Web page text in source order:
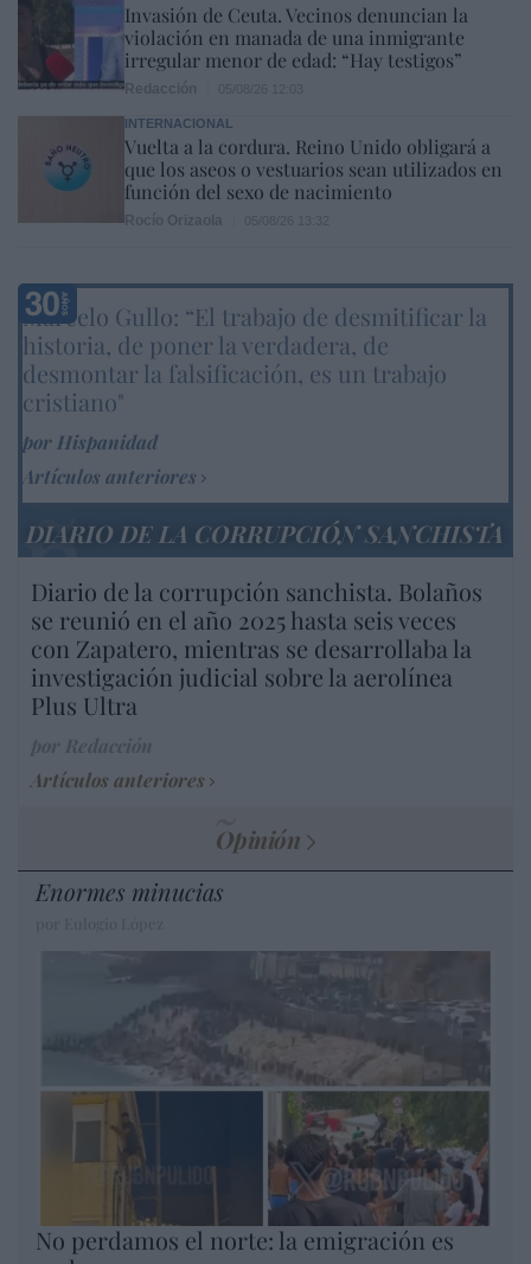
Invasión de Ceuta. Vecinos denuncian la
violación en manada de una inmigrante
irregular menor de edad: “Hay testigos”
INTERNACIONAL
Vuelta a la cordura. Reino Unido obligará a
que los aseos o vestuarios sean utilizados en
función del sexo de nacimiento
Marcelo Gullo: “El trabajo de desmitificar la
historia, de poner la verdadera, de
desmontar la falsificación, es un trabajo
cristiano"
por Hispanidad
Artículos anteriores
DIARIO DE LA CORRUPCIÓN SANCHISTA
Diario de la corrupción sanchista. Bolaños
se reunió en el año 2025 hasta seis veces
con Zapatero, mientras se desarrollaba la
investigación judicial sobre la aerolínea
Plus Ultra
Artículos anteriores
Opinión
Enormes minucias
No perdamos el norte: la emigración es